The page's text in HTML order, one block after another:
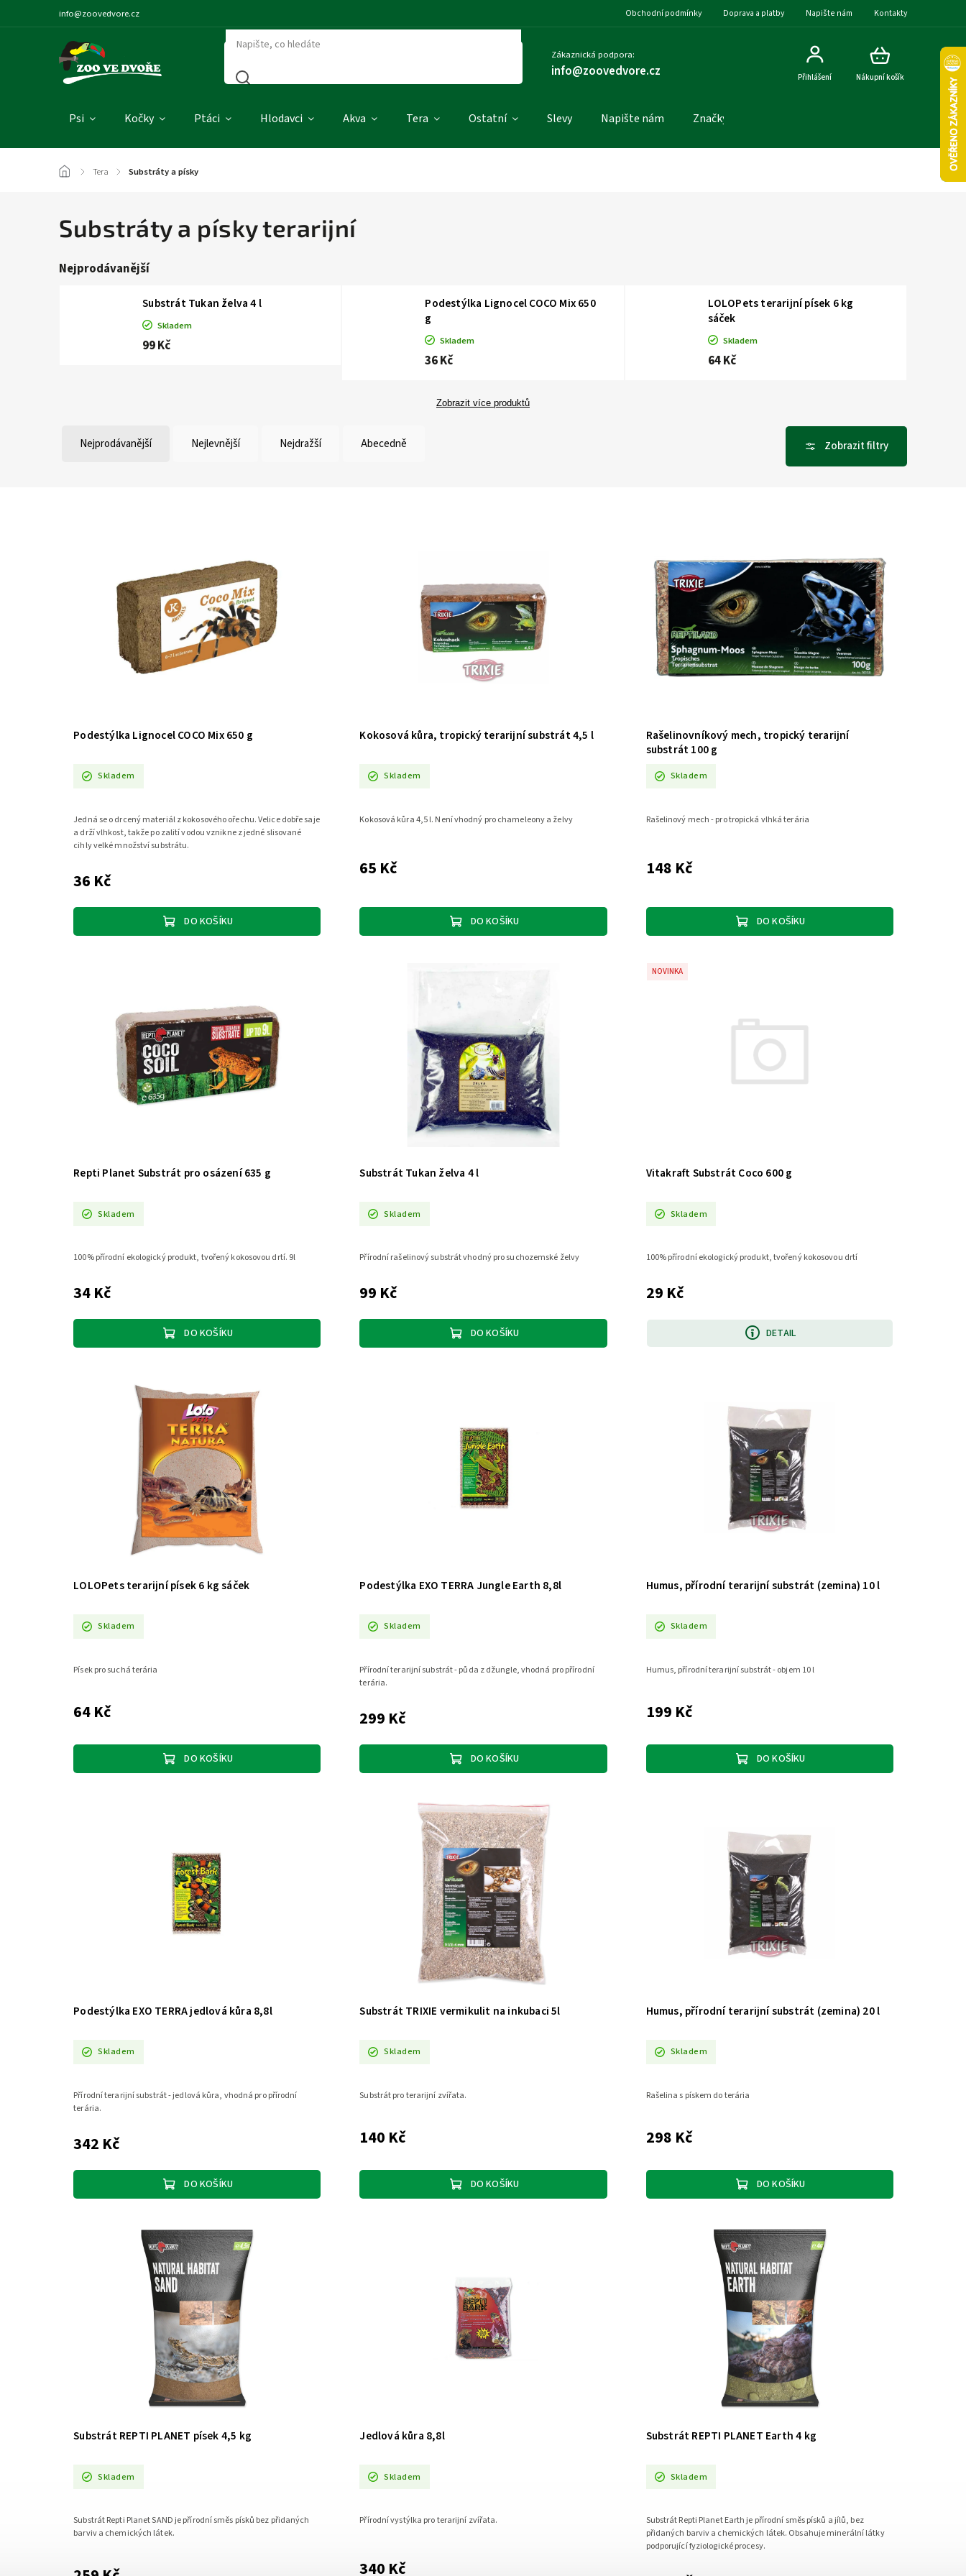
info@zoovedvore.cz Obchodní podmínky Doprava a platby Napište nám Kontakty
Zákaznická podpora:
info@zoovedvore.cz Nákupní košík
Přihlášení
Psi Kočky Ptáci Hlodavci Akva Tera Ostatní Slevy Napište nám Značky
/ Tera / Substráty a písky
Substráty a písky terarijní
Nejprodávanější
Substrát Tukan želva 4 l
Skladem
99 Kč
Podestýlka Lignocel COCO Mix 650
g
Skladem
36 Kč
LOLOPets terarijní písek 6 kg
sáček
Skladem
64 Kč
Zobrazit více produktů
Nejprodávanější Nejlevnější Nejdražší Abecedně
Podestýlka Lignocel COCO Mix 650 g
Skladem
36 Kč
DO KOŠÍKU
Jedná se o drcený materiál z kokosového ořechu. Velice dobře saje
a drží vlhkost, takže po zalití vodou vznikne z jedné slisované
cihly velké množství substrátu.
Kokosová kůra, tropický terarijní substrát 4,5 l
Skladem
65 Kč
DO KOŠÍKU
Kokosová kůra 4,5 l. Není vhodný pro chameleony a želvy
Rašelinovníkový mech, tropický terarijní
substrát 100 g
Skladem
148 Kč
DO KOŠÍKU
Rašelinový mech - pro tropická vlhká terária
Repti Planet Substrát pro osázení 635 g
Skladem
34 Kč
DO KOŠÍKU
100% přírodní ekologický produkt, tvořený kokosovou drtí. 9l
Substrát Tukan želva 4 l
Skladem
99 Kč
DO KOŠÍKU
Přírodní rašelinový substrát vhodný pro suchozemské želvy
NOVINKA
Vitakraft Substrát Coco 600 g
Skladem
29 Kč
DETAIL
100% přírodní ekologický produkt, tvořený kokosovou drtí
LOLOPets terarijní písek 6 kg sáček
Skladem
64 Kč
DO KOŠÍKU
Písek pro suchá terária
Podestýlka EXO TERRA Jungle Earth 8,8l
Skladem
299 Kč
DO KOŠÍKU
Přírodní terarijní substrát - půda z džungle, vhodná pro přírodní
terária.
Humus, přírodní terarijní substrát (zemina) 10 l
Skladem
199 Kč
DO KOŠÍKU
Humus, přírodní terarijní substrát - objem 10 l
Podestýlka EXO TERRA jedlová kůra 8,8l
Skladem
342 Kč
DO KOŠÍKU
Přírodní terarijní substrát - jedlová kůra, vhodná pro přírodní
terária.
Substrát TRIXIE vermikulit na inkubaci 5l
Skladem
140 Kč
DO KOŠÍKU
Substrát pro terarijní zvířata.
Humus, přírodní terarijní substrát (zemina) 20 l
Skladem
298 Kč
DO KOŠÍKU
Rašelina s pískem do terária
Substrát REPTI PLANET písek 4,5 kg
Skladem
Substrát Repti Planet SAND je přírodní směs písků bez přidaných
barviv a chemických látek.
Jedlová kůra 8,8l
Skladem
340 Kč
Přírodní vystýlka pro terarijní zvířata.
Substrát REPTI PLANET Earth 4 kg
Skladem
Substrát Repti Planet Earth je přírodní směs písků a jílů, bez
přidaných barviv a chemických látek. Obsahuje minerální látky
podporující fyziologické procesy.